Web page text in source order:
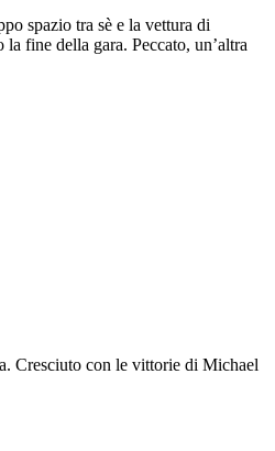
spazio tra sè e la vettura di
fine della gara. Peccato, un’altra
Cresciuto con le vittorie di Michael